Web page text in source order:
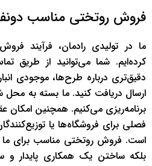
فروش روتختی مناسب
ما در تولیدی رادمان، فرآیند
کرده‌ایم. شما می‌توانید از طریق
دقیق‌تری درباره طرح‌ها، موجودی
ارسال دریافت کنید. ما بسته به محل
برنامه‌ریزی می‌کنیم. همچنین امکان
فصلی برای فروشگاه‌ها یا
است. فروش روتختی مناسب برای
بلکه ساختن یک همکاری پایدار